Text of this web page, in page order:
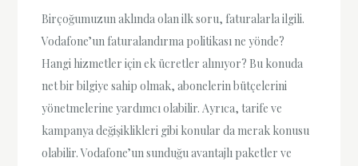
Birçoğumuzun aklında olan ilk soru, faturalarla ilgili.
Vodafone’un faturalandırma politikası ne yönde?
Hangi hizmetler için ek ücretler alınıyor? Bu konuda
net bir bilgiye sahip olmak, abonelerin bütçelerini
yönetmelerine yardımcı olabilir. Ayrıca, tarife ve
kampanya değişiklikleri gibi konular da merak konusu
olabilir. Vodafone’un sunduğu avantajlı paketler ve